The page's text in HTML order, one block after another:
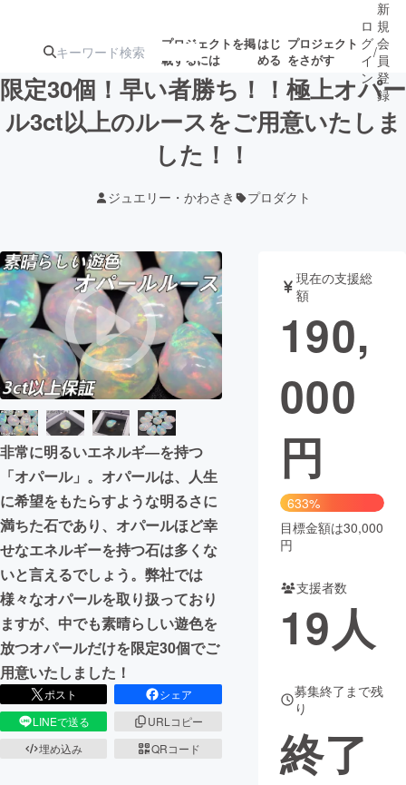
プロジェクトを掲
載するには
はじ
める
プロジェクト
をさがす
注目の新着プロ 募集終了が近いプ
テクノロジー・ガジェット
映像・映画 書籍・雑誌
ビジネス・起業 チャレンジ
まちづくり・地域活性化
CAMPFIRE for Social Good
CAMPFIRE Creation
CAMPFIREふるさと納税machi-ya コミュニティ
ロ
グ
イ
ン
/
新
規
会
員
登
録
限定30個！早い者勝ち！！極上オパー
ル3ct以上のルースをご用意いたしま
した！！
ジュエリー・かわさき プロダクト
非常に明るいエネルギ―を持つ
「オパール」。オパールは、人生
に希望をもたらすような明るさに
満ちた石であり、オパールほど幸
せなエネルギーを持つ石は多くな
いと言えるでしょう。弊社では
様々なオパールを取り扱っており
ますが、中でも素晴らしい遊色を
放つオパールだけを限定30個でご
用意いたしました！
ポスト
シェア
LINEで送る
URLコピー
埋め込み
QRコード
現在の支援総
額
190,
000
円
633%
目標金額は30,000
円
支援者数
19人
募集終了まで残
り
終了